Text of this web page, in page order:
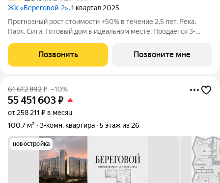
ЖК «Береговой-2», 1 квартал 2025
Прогнозный рост стоимости +50% в течение 2,5 лет. Река.
Парк. Сити. Готовый дом в идеальном месте. Продается 3-
и видом на закрытый парковый двор. Береговой - квартал-
курорт в центре столицы.
Позвонить Позвоните мне
61 612 892₽ –10%
55 451 603₽
от 258 211 ₽ в месяц
100,7 м²
3-комн. квартира 5 этаж из 26
новостройка